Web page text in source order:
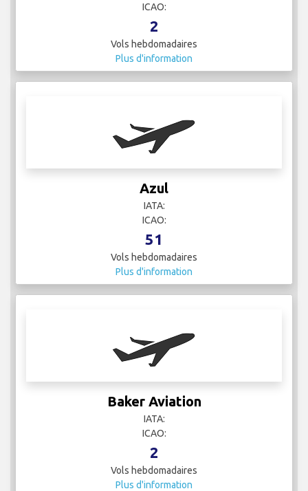
ICAO:
2
Vols hebdomadaires
Plus d'information
Azul
IATA:
ICAO:
51
Vols hebdomadaires
Plus d'information
Baker Aviation
IATA:
ICAO:
2
Vols hebdomadaires
Plus d'information